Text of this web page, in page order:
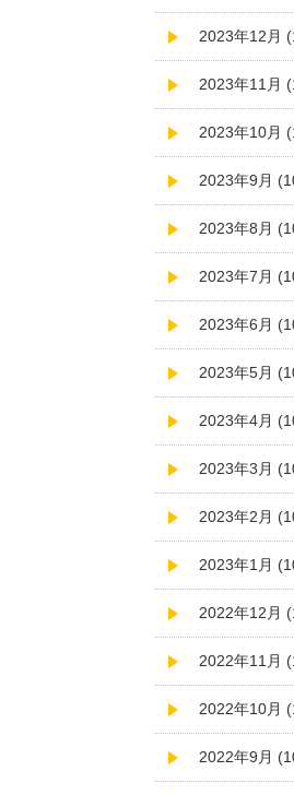
2023年12月
2023年11月
2023年10月
2023年9月
2023年8月
2023年7月
2023年6月
2023年5月
2023年4月
2023年3月
2023年2月
2023年1月
2022年12月
2022年11月
2022年10月
2022年9月